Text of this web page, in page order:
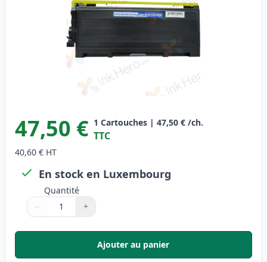
47,50 € 1 Cartouches | 47,50 € /ch.
TTC
40,60 € HT
En stock en Luxembourg
Quantité
Quantité
Utilisez les boutons pour ajuster
− +
Quantité
Ajouter au panier
,Brother TN2000 toner